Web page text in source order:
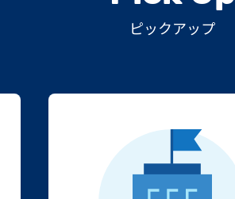
ピックアップ